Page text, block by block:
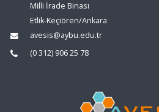
Milli İrade Binası
Etlik-Keçiören/Ankara
avesis@aybu.edu.tr
(0 312) 906 25 78